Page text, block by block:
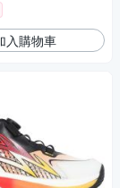
入購物車